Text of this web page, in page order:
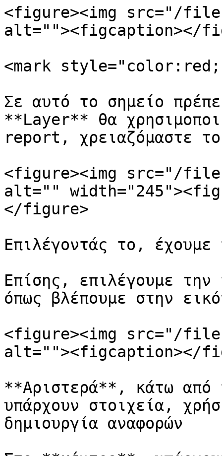
<figure><img src="/files/
alt=""><figcaption></
<mark
Σε αυτό το σημείο
**Layer** θα
report, χρειαζόμαστε
<figure><img src="/files/
alt=""
</figure>
Επιλέγοντάς το,
Επίσης, επιλέγουμε την
όπως βλέπουμε στην
<figure><img src="/
alt=""><figcaption></
**Αριστερά**, κάτω
υπάρχουν στοιχεία,
δημιουργία αναφορών